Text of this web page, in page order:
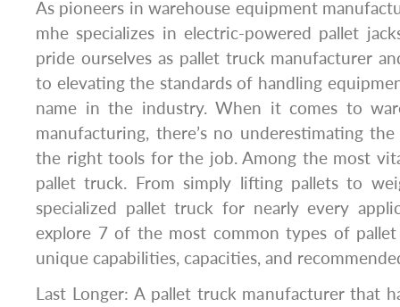
As pioneers in warehouse equipment
mhe specializes in electric-powered pallet
pride ourselves as pallet truck manufacturer
to elevating the standards of handling
name in the industry. When it comes to
manufacturing, there’s no underestimating
the right tools for the job. Among the most
pallet truck. From simply lifting pallets to
specialized pallet truck for nearly every
explore 7 of the most common types of
unique capabilities, capacities, and
Last Longer: A pallet truck manufacturer that